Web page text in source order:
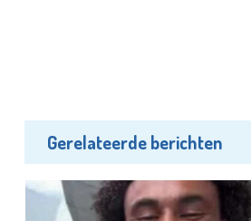
Gerelateerde berichten